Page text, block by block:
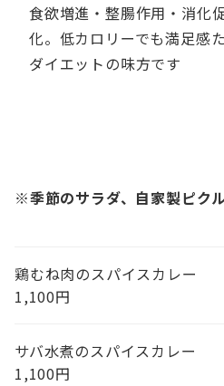
食欲増進・整腸作用・消化
化。低カロリーでも満足感
ダイエットの味方です
※季節のサラダ、自家製ピク
鶏むね肉のスパイスカレー
1,100円
サバ水煮のスパイスカレー
1,100円